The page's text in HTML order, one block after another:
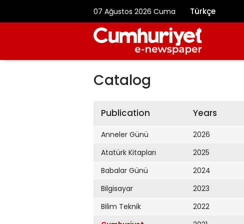
07 Ağustos 2026 Cuma Türkçe
Catalog
Publication
Anneler Günü
Atatürk Kitapları
Babalar Günü
Bilgisayar
Bilim Teknik
Years
2026
2025
2024
2023
2022